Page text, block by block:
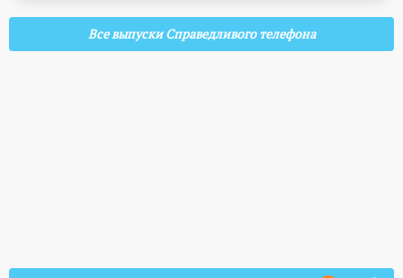
Все выпуски Справедливого телефона